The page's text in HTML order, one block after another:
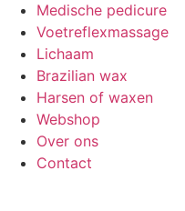
Medische pedicure
Voetreflexmassage
Lichaam
Brazilian wax
Harsen of waxen
Webshop
Over ons
Contact